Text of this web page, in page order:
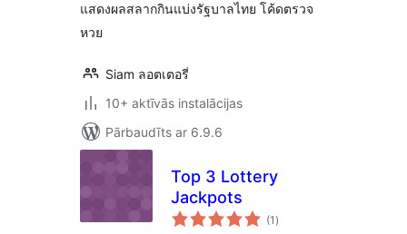
แสดงผลสลากกินแบ่งรัฐบาลไทย โค้ดตรวจ
หวย
Siam ลอตเตอรี่
10+ aktīvās instalācijas
Pārbaudīts ar 6.9.6
Top 3 Lottery
Jackpots
(1 vērtējumu
kopsumma
)